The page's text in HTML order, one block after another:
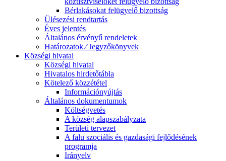
Bérlakásokat felügyelő bizottság
Ülésezési rendtartás
Éves jelentés
Általános érvényű rendeletek
Határozatok ⁄ Jegyzőkönyvek
Községi hivatal
Községi hivatal
Hivatalos hirdetőtábla
Kötelező közzététel
Információnyújtás
Általános dokumentumok
Költségvetés
A község alapszabályzata
Területi tervezet
A falu szociális és gazdasági fejlődésének
programja
Irányelv